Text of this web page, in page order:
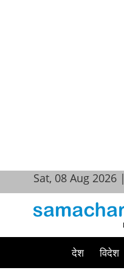
Sat, 08 Aug 2026 |
देश विदेश